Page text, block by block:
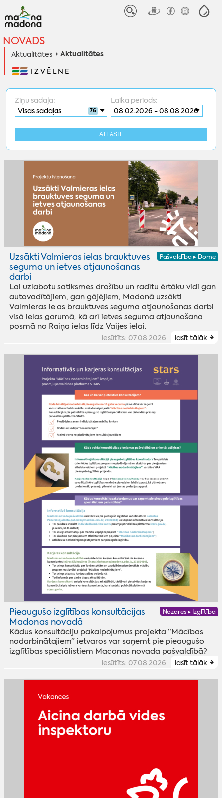
NOVADS
Aktualitātes Aktualitātes
IZVĒLNE
Ziņu sadaļa:
76
Laika periods:
08.02.2026 - 08.08.2026
ATLASĪT
Pašvaldība ▸ Dome
Uzsākti Valmieras ielas brauktuves
seguma un ietves atjaunošanas
darbi
Lai uzlabotu satiksmes drošību un radītu ērtāku vidi gan
autovadītājiem, gan gājējiem, Madonā uzsākti
Valmieras ielas brauktuves seguma atjaunošanas darbi
visā ielas garumā, kā arī ietves seguma atjaunošana
posmā no Raiņa ielas līdz Vaijes ielai.
iesūtīts: 07.08.2026 lasīt tālāk
Nozares ▸ Izglītība
Pieaugušo izglītības konsultācijas
Madonas novadā
Kādus konsultāciju pakalpojumus projekta “Mācības
nodarbinātajiem” ietvaros var saņemt pie pieaugušo
izglītības speciālistiem Madonas novada pašvaldībā?
iesūtīts: 07.08.2026 lasīt tālāk